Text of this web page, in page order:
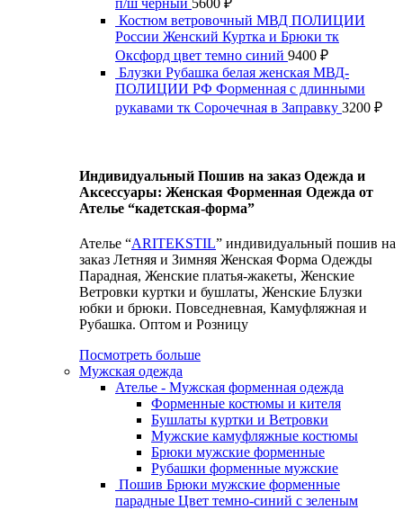
Костюм ветровочный МВД ПОЛИЦИИ
России Женский Куртка и Брюки тк
Оксфорд цвет темно синий 9400 ₽
Блузки Рубашка белая женская МВД-
ПОЛИЦИИ РФ Форменная с длинными
рукавами тк Сорочечная в Заправку 3200 ₽
Индивидуальный Пошив на заказ Одежда и
Аксессуары: Женская Форменная Одежда от
Ателье “кадетская-форма”
Ателье “ARITEKSTIL” индивидуальный пошив на
заказ Летняя и Зимняя Женская Форма Одежды
Парадная, Женские платья-жакеты, Женские
Ветровки куртки и бушлаты, Женские Блузки
юбки и брюки. Повседневная, Камуфляжная и
Рубашка. Оптом и Розницу
Посмотреть больше
Мужская одежда
Ателье - Мужская форменная одежда
Форменные костюмы и кителя
Бушлаты куртки и Ветровки
Мужские камуфляжные костюмы
Брюки мужские форменные
Рубашки форменные мужские
Пошив Брюки мужские форменные
парадные Цвет темно-синий с зеленым